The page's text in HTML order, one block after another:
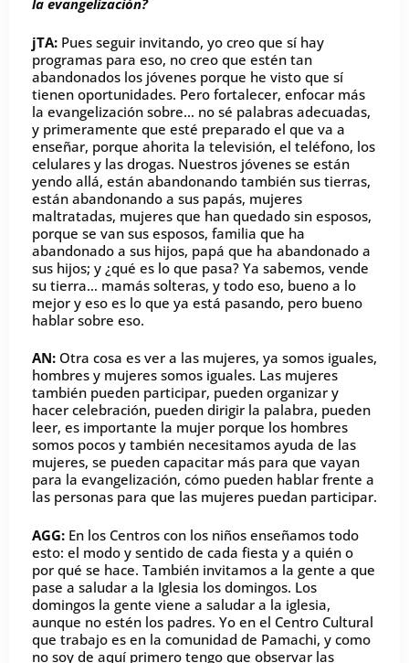
la evangelización?
jTA: Pues seguir invitando, yo creo que sí hay
programas para eso, no creo que estén tan
abandonados los jóvenes porque he visto que sí
tienen oportunidades. Pero fortalecer, enfocar más
la evangelización sobre… no sé palabras adecuadas,
y primeramente que esté preparado el que va a
enseñar, porque ahorita la televisión, el teléfono, los
celulares y las drogas. Nuestros jóvenes se están
yendo allá, están abandonando también sus tierras,
están abandonando a sus papás, mujeres
maltratadas, mujeres que han quedado sin esposos,
porque se van sus esposos, familia que ha
abandonado a sus hijos, papá que ha abandonado a
sus hijos; y ¿qué es lo que pasa? Ya sabemos, vende
su tierra… mamás solteras, y todo eso, bueno a lo
mejor y eso es lo que ya está pasando, pero bueno
hablar sobre eso.
AN: Otra cosa es ver a las mujeres, ya somos iguales,
hombres y mujeres somos iguales. Las mujeres
también pueden participar, pueden organizar y
hacer celebración, pueden dirigir la palabra, pueden
leer, es importante la mujer porque los hombres
somos pocos y también necesitamos ayuda de las
mujeres, se pueden capacitar más para que vayan
para la evangelización, cómo pueden hablar frente a
las personas para que las mujeres puedan participar.
AGG: En los Centros con los niños enseñamos todo
esto: el modo y sentido de cada fiesta y a quién o
por qué se hace. También invitamos a la gente a que
pase a saludar a la Iglesia los domingos. Los
domingos la gente viene a saludar a la iglesia,
aunque no estén los padres. Yo en el Centro Cultural
que trabajo es en la comunidad de Pamachi, y como
no soy de aquí primero tengo que observar las